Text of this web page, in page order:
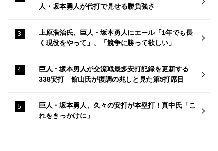
人・坂本勇人が代打で見せる勝負強さ
上原浩治氏、巨人・坂本勇人にエール「1年でも長
く現役をやって」、「競争に勝って欲しい」
巨人・坂本勇人が交流戦最多安打記録を更新する
338安打 館山氏が復調の兆しと見た第5打席目
巨人・坂本勇人、久々の安打が本塁打！真中氏「こ
れをきっかけに」